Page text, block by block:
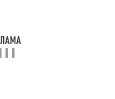
симулируют боль в
осанка устраняет